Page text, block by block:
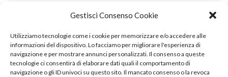
Gestisci Consenso Cookie
Utilizziamo tecnologie come i cookie per memorizzare e/o accedere alle
informazioni del dispositivo. Lo facciamo per migliorare l'esperienza di
navigazione e per mostrare annunci personalizzati. Il consenso a queste
tecnologie ci consentirà di elaborare dati quali il comportamento di
navigazione o gli ID univoci su questo sito. Il mancato consenso o la revoca
META